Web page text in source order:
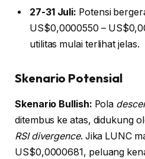
27-31 Juli: Potensi
US$0,0000550 –
utilitas mulai terlihat jelas.
Skenario Potensial
Skenario Bullish: Pola
ditembus ke atas, didukung
RSI divergence. Jika LUNC
US$0,0000681, peluang